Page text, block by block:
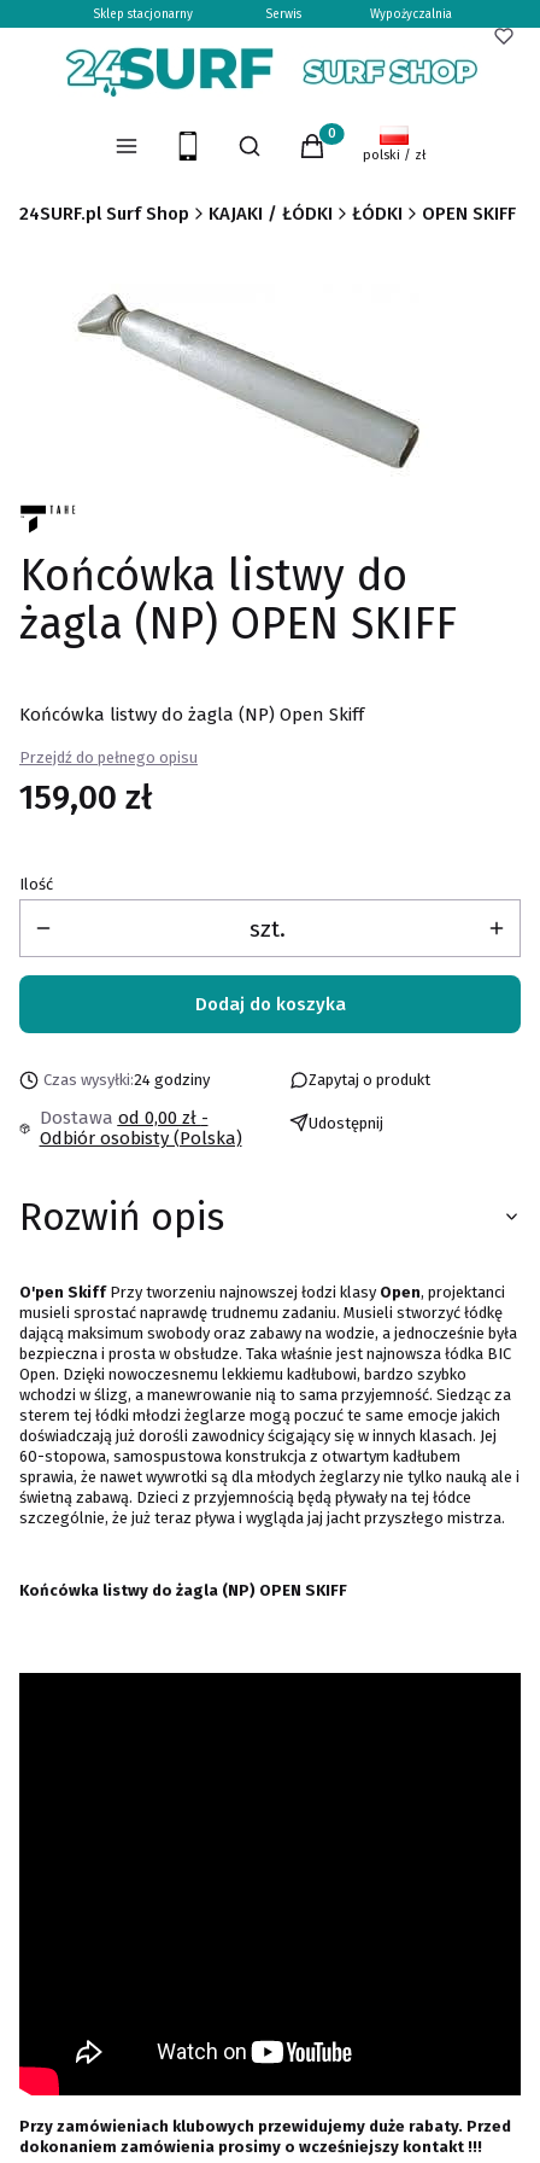
Sklep stacjonarny Serwis Wypożyczalnia
Menu Otwórz wyszukiwarkę
Szukaj Produkty w koszyku: 0.
Koszyk
polski / zł
24SURF.pl Surf Shop KAJAKI / ŁÓDKI ŁÓDKI OPEN SKIFF
Końcówka listwy do
żagla (NP) OPEN SKIFF
Końcówka listwy do żagla (NP) Open Skiff
Przejdź do pełnego opisu
Cena
159,00 zł
Ilość
szt.
Dodaj do koszyka
Czas wysyłki:24 godziny
Dostawa od 0,00 zł -
Odbiór osobisty (Polska)
Zapytaj o produkt
Udostępnij
Rozwiń opis
O'pen Skiff Przy tworzeniu najnowszej łodzi klasy Open, projektanci
musieli sprostać naprawdę trudnemu zadaniu. Musieli stworzyć łódkę
dającą maksimum swobody oraz zabawy na wodzie, a jednocześnie była
bezpieczna i prosta w obsłudze. Taka właśnie jest najnowsza łódka BIC
Open. Dzięki nowoczesnemu lekkiemu kadłubowi, bardzo szybko
wchodzi w ślizg, a manewrowanie nią to sama przyjemność. Siedząc za
sterem tej łódki młodzi żeglarze mogą poczuć te same emocje jakich
doświadczają już dorośli zawodnicy ścigający się w innych klasach. Jej
60-stopowa, samospustowa konstrukcja z otwartym kadłubem
sprawia, że nawet wywrotki są dla młodych żeglarzy nie tylko nauką ale i
świetną zabawą. Dzieci z przyjemnością będą pływały na tej łódce
szczególnie, że już teraz pływa i wygląda jaj jacht przyszłego mistrza.
Końcówka listwy do żagla (NP) OPEN SKIFF
Przy zamówieniach klubowych przewidujemy duże rabaty. Przed
dokonaniem zamówienia prosimy o wcześniejszy kontakt !!!